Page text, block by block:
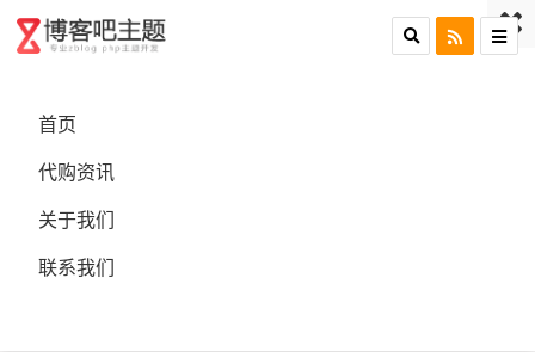
首页
代购资讯
关于我们
联系我们